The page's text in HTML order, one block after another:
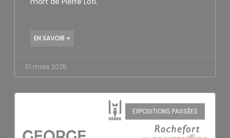
EN SAVOIR +
01 mars 2025
EXPOSITIONS PASSÉES